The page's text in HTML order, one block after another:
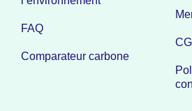
FAQ
Comparateur carbone